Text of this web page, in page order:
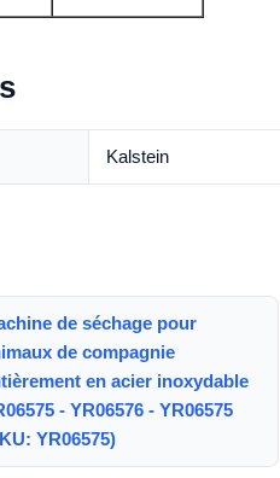
Kalstein
de séchage pour
de compagnie
en acier inoxydable
- YR06576 - YR06575
YR06575)